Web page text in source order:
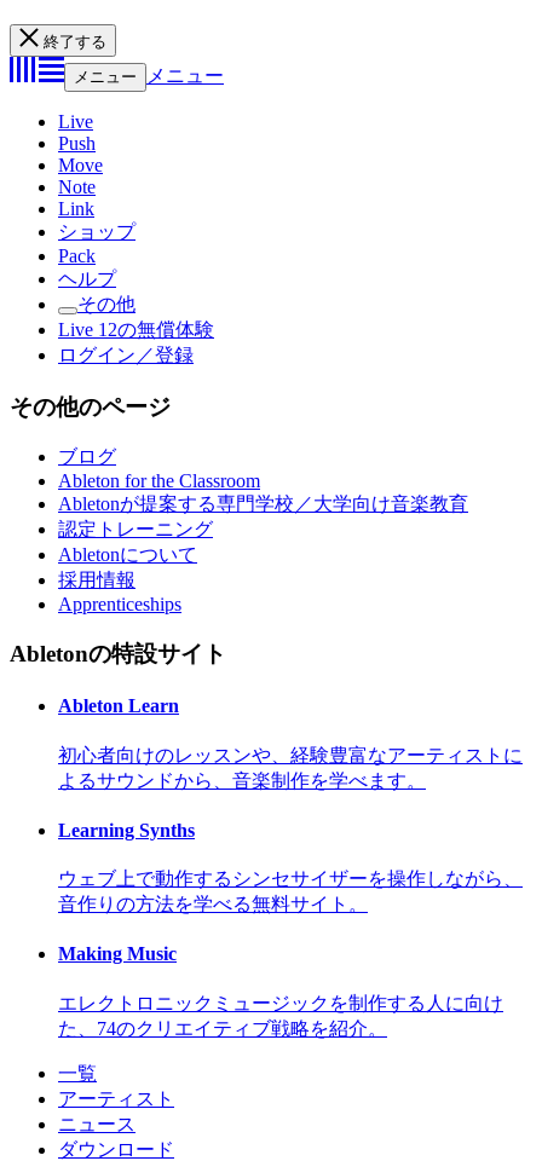
終了する
メニュー
メニュー
Live
Push
Move
Note
Link
ショップ
Pack
ヘルプ
その他
Live 12の無償体験
ログイン／登録
その他のページ
ブログ
Ableton for the Classroom
Abletonが提案する専門学校／大学向け音楽教育
認定トレーニング
Abletonについて
採用情報
Apprenticeships
Abletonの特設サイト
Ableton Learn
初心者向けのレッスンや、経験豊富なアーティストに
よるサウンドから、音楽制作を学べます。
Learning Synths
ウェブ上で動作するシンセサイザーを操作しながら、
音作りの方法を学べる無料サイト。
Making Music
エレクトロニックミュージックを制作する人に向け
た、74のクリエイティブ戦略を紹介。
一覧
アーティスト
ニュース
ダウンロード